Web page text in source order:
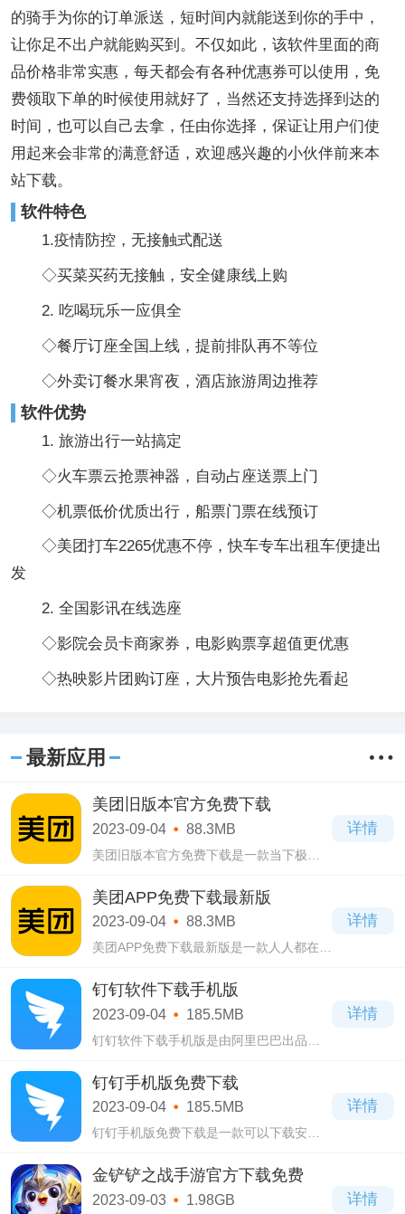
的骑手为你的订单派送，短时间内就能送到你的手中，
让你足不出户就能购买到。不仅如此，该软件里面的商
品价格非常实惠，每天都会有各种优惠券可以使用，免
费领取下单的时候使用就好了，当然还支持选择到达的
时间，也可以自己去拿，任由你选择，保证让用户们使
用起来会非常的满意舒适，欢迎感兴趣的小伙伴前来本
站下载。
软件特色
1.疫情防控，无接触式配送
◇买菜买药无接触，安全健康线上购
2. 吃喝玩乐一应俱全
◇餐厅订座全国上线，提前排队再不等位
◇外卖订餐水果宵夜，酒店旅游周边推荐
软件优势
1. 旅游出行一站搞定
◇火车票云抢票神器，自动占座送票上门
◇机票低价优质出行，船票门票在线预订
◇美团打车2265优惠不停，快车专车出租车便捷出
发
2. 全国影讯在线选座
◇影院会员卡商家券，电影购票享超值更优惠
◇热映影片团购订座，大片预告电影抢先看起
最新应用
美团旧版本官方免费下载
2023-09-04 88.3MB
美团旧版本官方免费下载是一款当下极其
方免费下载软件涵盖了吃喝玩乐一应俱
全，用户的需求都是可以得到满足的，保
证不会让
详情
美团APP免费下载最新版
2023-09-04 88.3MB
美团APP免费下载最新版是一款人人都在使
设计，操作起来简单易上手，人人都能快
速学会，不过在使用之前需要登录账号才
能使用
详情
钉钉软件下载手机版
2023-09-04 185.5MB
钉钉软件下载手机版是由阿里巴巴出品的
常好用，能够有效的统一管理员工通讯
录，还可以提高办事效率，使用起来将会
无比的满
详情
钉钉手机版免费下载
2023-09-04 185.5MB
钉钉手机版免费下载是一款可以下载安装
面设计，操作起来简单易上手，每位用户
都能快速学会，一点难度都没有，对于企
业和员
详情
金铲铲之战手游官方下载免费
2023-09-03 1.98GB 详情